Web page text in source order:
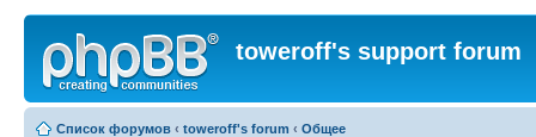
toweroff's support forum
Список форумов ‹ toweroff's forum ‹ Общее